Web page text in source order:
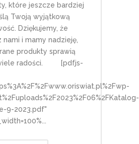
które jeszcze bardziej
Twoją wyjątkową
Dziękujemy, że
nami i mamy nadzieję,
produkty sprawią
radości. [pdfjs-
9-2023.pdf"